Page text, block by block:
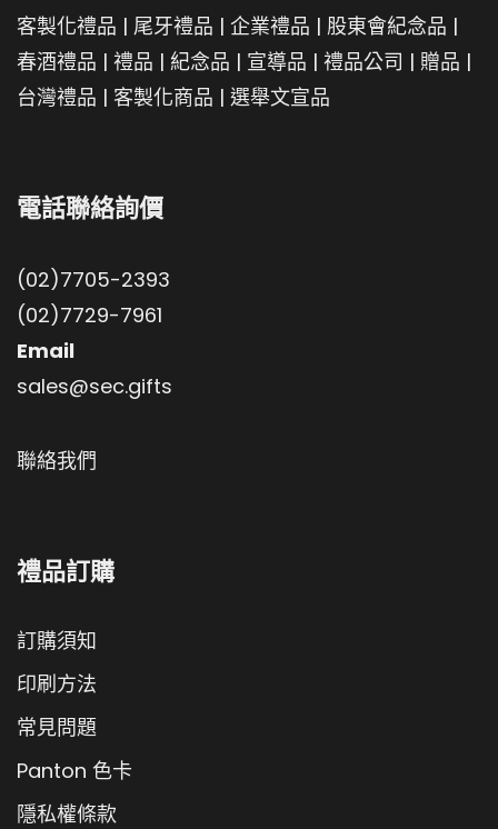
客製化禮品 | 尾牙禮品 | 企業禮品 | 股東會紀念品 |
春酒禮品 | 禮品 | 紀念品 | 宣導品 | 禮品公司 | 贈品 |
台灣禮品 | 客製化商品 | 選舉文宣品
電話聯絡詢價
(02)7705-2393
(02)7729-7961
Email
sales@sec.gifts
聯絡我們
禮品訂購
訂購須知
印刷方法
常見問題
Panton 色卡
隱私權條款